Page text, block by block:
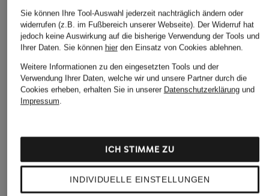
lululemon
Yogamatte THE MAT
lululemon
Laufarmband FAST
Nike
Yogamatte
Sie können Ihre Tool-Auswahl jederzeit nachträglich ändern oder
widerrufen (z.B. im Fußbereich unserer Webseite). Der Widerruf hat
jedoch keine Auswirkung auf die bisherige Verwendung der Tools und
Ihrer Daten. Sie können hierden Einsatz von Cookies ablehnen.
Weitere Informationen zu den eingesetzten Tools und der
Verwendung Ihrer Daten, welche wir und unsere Partner durch die
Cookies erheben, erhalten Sie in unserer Datenschutzerklärungund
Impressum.
INDIVIDUELLE EINSTELLUNGEN
ICH STIMME ZU